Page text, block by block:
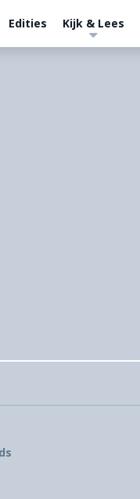
Edities Kijk & Lees